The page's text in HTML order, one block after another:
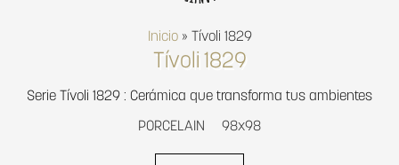
Inicio» Tívoli 1829
Tívoli 1829
Serie Tívoli 1829 : Cerámica que transforma tus ambientes
PORCELAIN 98x98